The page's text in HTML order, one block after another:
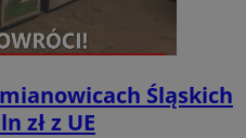
Śląskich
zł z UE